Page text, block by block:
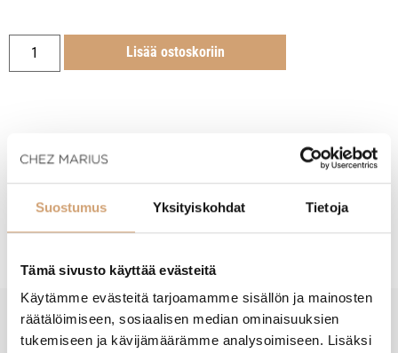
Suostumus Yksityiskohdat Tietoja
Tämä sivusto käyttää evästeitä
Käytämme evästeitä tarjoamamme sisällön ja mainosten
räätälöimiseen, sosiaalisen median ominaisuuksien
tukemiseen ja kävijämäärämme analysoimiseen. Lisäksi
Lisää ostoskoriin
- Tuotteesta ei ole vielä arvosteluja -
New content loaded